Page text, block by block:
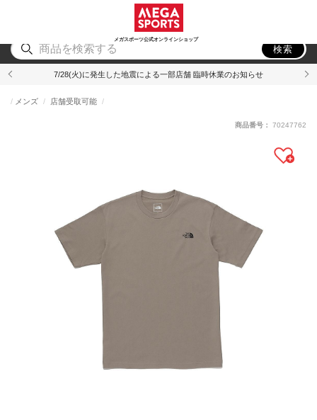
メガスポーツ公式オンラインショップ
アウトドア
検索
7/28(火)に発生した地震による一部店舗 臨時休業のお知らせ
メンズ 店舗受取可能
商品番号： 70247762